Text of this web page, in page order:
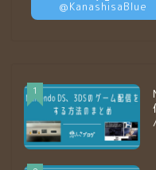
1